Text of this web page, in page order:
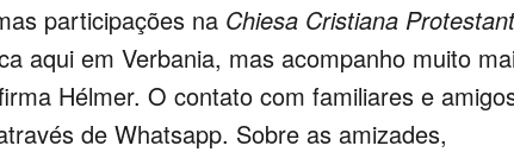
participações na Chiesa Cristiana
aqui em Verbania, mas acompanho muito
Hélmer. O contato com familiares e
de Whatsapp. Sobre as amizades,